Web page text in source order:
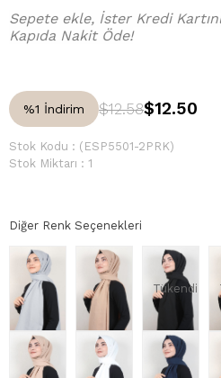
Sepete ekle, İster Kredi
Kapıda Nakit Öde!
%1 İndirim $12.58$12.50
Stok Kodu
(ESP5501-2PRK)
Stok Miktarı : 1
Diğer Renk Seçenekleri
Tükendi